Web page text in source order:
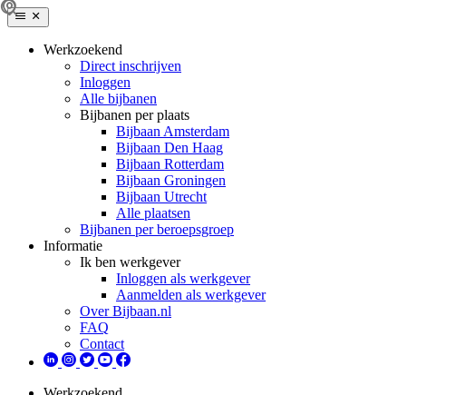
Werkzoekend
Direct inschrijven
Inloggen
Alle bijbanen
Bijbanen per plaats
Bijbaan Amsterdam
Bijbaan Den Haag
Bijbaan Rotterdam
Bijbaan Groningen
Bijbaan Utrecht
Alle plaatsen
Bijbanen per beroepsgroep
Informatie
Ik ben werkgever
Inloggen als werkgever
Aanmelden als werkgever
Over Bijbaan.nl
FAQ
Contact